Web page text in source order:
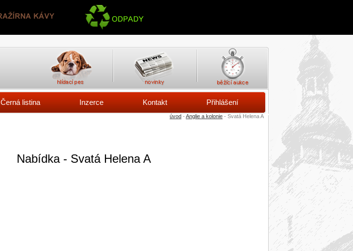
Černá listina Inzerce Kontakt Přihlášení
úvod - Anglie a kolonie - Svatá Helena A
Nabídka - Svatá Helena A